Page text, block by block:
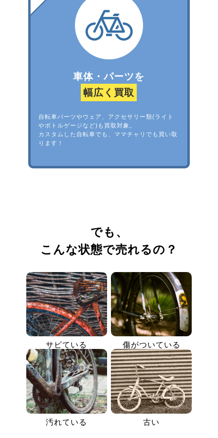
車体・パーツを
幅広く買取
自転車パーツやウェア、アクセサリー類(ライト
やボトルゲージなど)も買取対象。
カスタムした自転車でも、ママチャリでも買い取
ります！
でも、
こんな状態で売れるの？
サビている 傷がついている
汚れている 古い